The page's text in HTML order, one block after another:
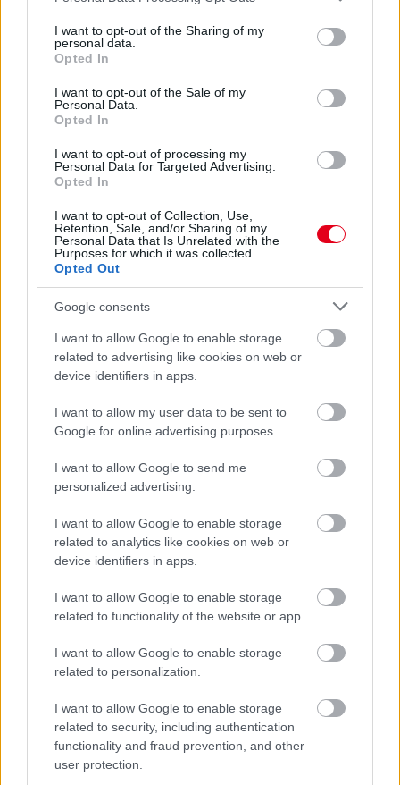
not limited to your visit or usage behaviour. You may click to
grant or deny consent to Google and its third-party tags to
use your data for below specified purposes in below Google
consent section.
I want to opt-out of the Sharing of my
personal data.
Opted In
I want to opt-out of the Sale of my
Personal Data.
Opted In
I want to opt-out of processing my
Personal Data for Targeted Advertising.
Opted In
I want to opt-out of Collection, Use,
Retention, Sale, and/or Sharing of my
Personal Data that Is Unrelated with the
Purposes for which it was collected.
Opted Out
Google consents
I want to allow Google to enable storage
related to advertising like cookies on web or
device identifiers in apps.
I want to allow my user data to be sent to
Google for online advertising purposes.
I want to allow Google to send me
personalized advertising.
I want to allow Google to enable storage
related to analytics like cookies on web or
device identifiers in apps.
I want to allow Google to enable storage
related to functionality of the website or app.
I want to allow Google to enable storage
related to personalization.
I want to allow Google to enable storage
related to security, including authentication
functionality and fraud prevention, and other
user protection.
Domenicali szerint
„Jó látni, hogy közel az álom” – Camara az F1-es
1 napja
MotoGP: Bezzecchi közel egy másodpercet javított a
körrekordon